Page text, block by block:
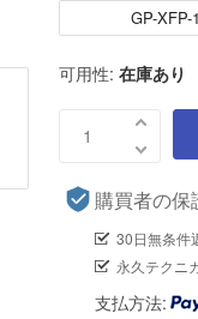
GP-XFP-
可用性: 在庫あり
購買者の保
30日無条件
永久テクニ
支払方法: